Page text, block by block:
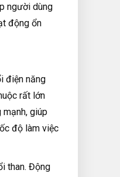
người dùng
động ổn
điện năng
rất lớn
giúp
độ làm việc
than. Động